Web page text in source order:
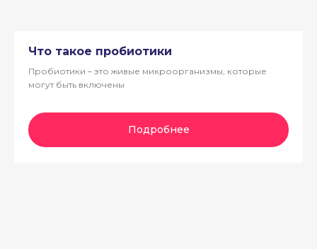
Что такое пробиотики
Пробиотики – это живые микроорганизмы, которые
могут быть включены
Подробнее